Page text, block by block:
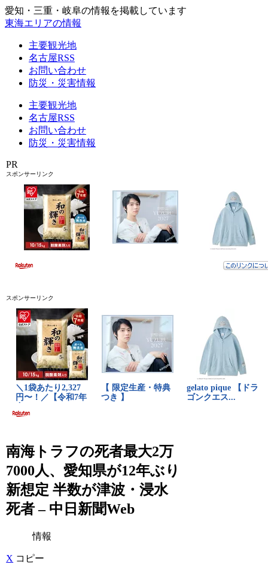
愛知・三重・岐阜の情報を掲載しています
東海エリアの情報
主要観光地
名古屋RSS
お問い合わせ
防災・災害情報
主要観光地
名古屋RSS
お問い合わせ
防災・災害情報
PR
スポンサーリンク
スポンサーリンク
南海トラフの死者最大2万
7000人、愛知県が12年ぶり
新想定 半数が津波・浸水
死者 – 中日新聞Web
情報
X コピー